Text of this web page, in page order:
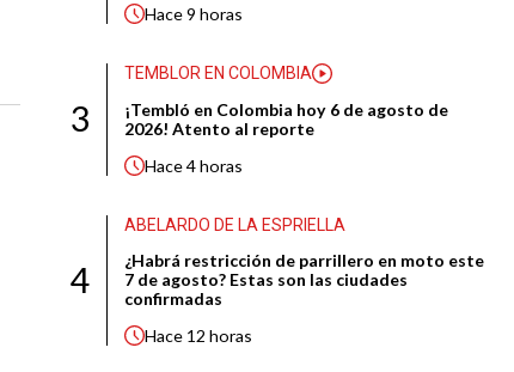
Hace9 horas
3
TEMBLOR EN COLOMBIA
¡Tembló en Colombia hoy 6 de agosto de
2026! Atento al reporte
Hace4 horas
4
ABELARDO DE LA ESPRIELLA
¿Habrá restricción de parrillero en moto este
7 de agosto? Estas son las ciudades
confirmadas
Hace 12 horas